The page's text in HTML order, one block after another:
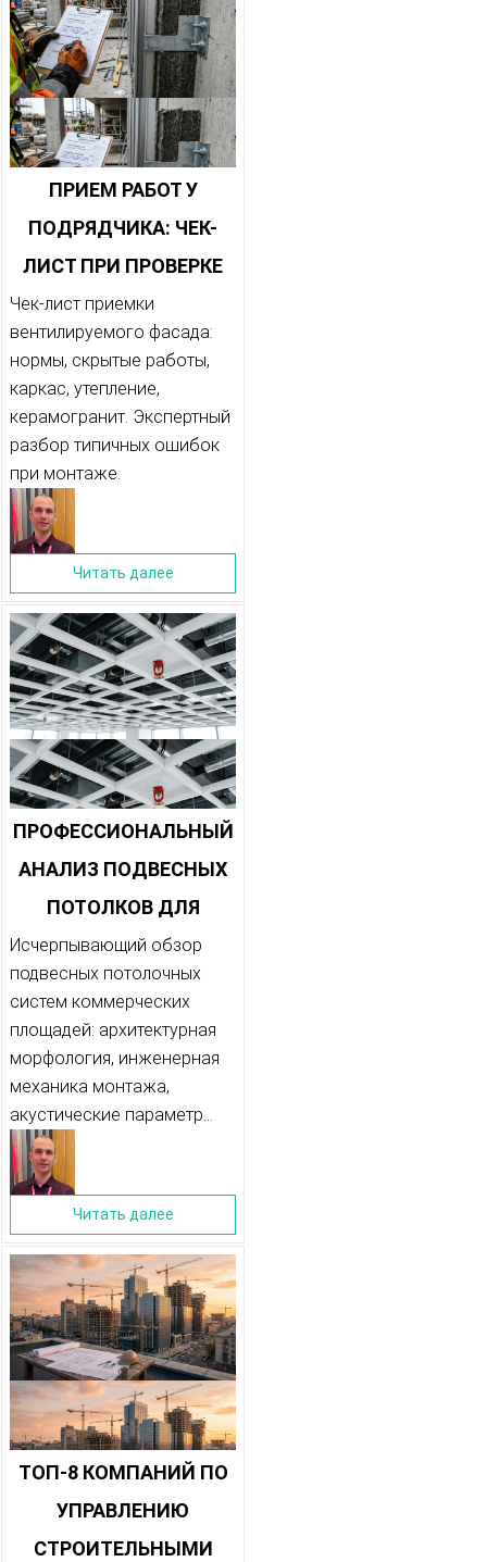
ПРИЕМ РАБОТ У
ПОДРЯДЧИКА: ЧЕК-
ЛИСТ ПРИ ПРОВЕРКЕ
СМОНТИРОВАННОГО
ВЕНТИЛИРУЕМОГО
ФАСАДА
Чек-лист приемки
вентилируемого фасада:
нормы, скрытые работы,
каркас, утепление,
керамогранит. Экспертный
разбор типичных ошибок
при монтаже.
Читать далее
ПРОФЕССИОНАЛЬНЫЙ
АНАЛИЗ ПОДВЕСНЫХ
ПОТОЛКОВ ДЛЯ
БОЛЬШИХ ПЛОЩАДЕЙ:
ИНЖЕНЕРНЫЕ,
АРХИТЕКТУРНЫЕ И
НОРМАТИВНЫЕ
АСПЕКТЫ
Исчерпывающий обзор
подвесных потолочных
систем коммерческих
площадей: архитектурная
морфология, инженерная
механика монтажа,
акустические параметр...
Читать далее
ТОП-8 КОМПАНИЙ ПО
УПРАВЛЕНИЮ
СТРОИТЕЛЬНЫМИ